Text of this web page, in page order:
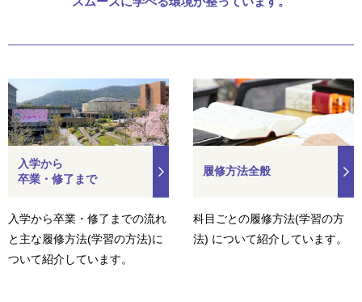
入学から
卒業・修了まで
入学から卒業・修了までの流れ
と主な履修方法(学習の方法)に
ついて紹介しています。
履修方法全般
科目ごとの履修方法(学習の方
法) について紹介しています。